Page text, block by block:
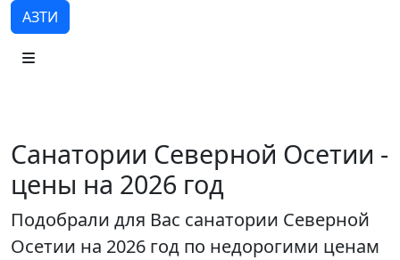
АЗТИ
Санатории Северной Осетии -
цены на 2026 год
Подобрали для Вас санатории Северной
Осетии на 2026 год по недорогими ценам